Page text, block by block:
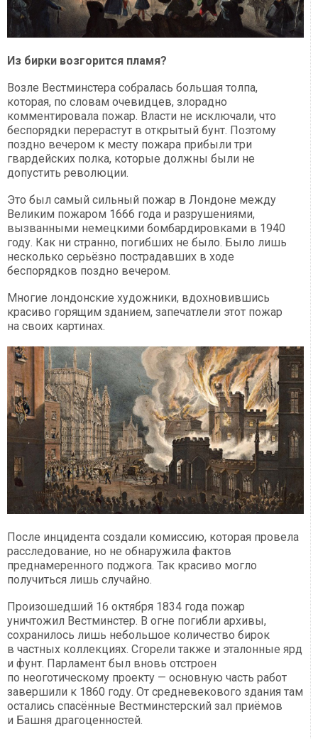
Из бирки возгорится пламя?
Возле Вестминстера собралась большая толпа,
которая, по словам очевидцев, злорадно
комментировала пожар. Власти не исключали, что
беспорядки перерастут в открытый бунт. Поэтому
поздно вечером к месту пожара прибыли три
гвардейских полка, которые должны были не
допустить революции.
Это был самый сильный пожар в Лондоне между
Великим пожаром 1666 года и разрушениями,
вызванными немецкими бомбардировками в 1940
году. Как ни странно, погибших не было. Было лишь
несколько серьёзно пострадавших в ходе
беспорядков поздно вечером.
Многие лондонские художники, вдохновившись
красиво горящим зданием, запечатлели этот пожар
на своих картинах.
После инцидента создали комиссию, которая провела
расследование, но не обнаружила фактов
преднамеренного поджога. Так красиво могло
получиться лишь случайно.
Произошедший 16 октября 1834 года пожар
уничтожил Вестминстер. В огне погибли архивы,
сохранилось лишь небольшое количество бирок
в частных коллекциях. Сгорели также и эталонные ярд
и фунт. Парламент был вновь отстроен
по неоготическому проекту — основную часть работ
завершили к 1860 году. От средневекового здания там
остались спасённые Вестминстерский зал приёмов
и Башня драгоценностей.